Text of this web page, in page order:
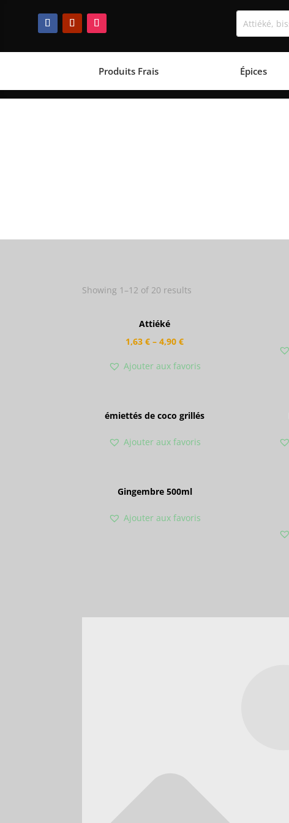
Produits Frais Épices
Showing 1–12 of 20 results
Attiéké
1,63€ –4,90€
Ajouter aux favoris
émiettés de coco grillés
Ajouter aux favoris
Gingembre 500ml
Ajouter aux favoris